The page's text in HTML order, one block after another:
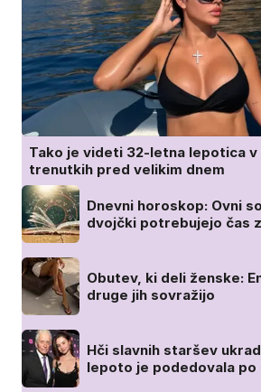
Tako je videti 32-letna lepotica v
trenutkih pred velikim dnem
Dnevni horoskop: Ovni
dvojčki potrebujejo čas
Obutev, ki deli ženske:
druge jih sovražijo
Hči slavnih staršev
lepoto je podedovala po